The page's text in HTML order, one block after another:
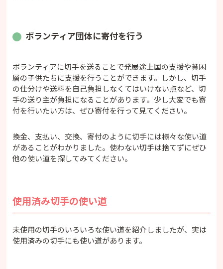
ボランティア団体に寄付を行う
ボランティアに切手を送ることで発展途上国の支援や貧困
層の子供たちに支援を行うことができます。しかし、切手
の仕分けや送料を自己負担しなくてはいけない点など、切
手の送り主が負担になることがあります。少し大変でも寄
付を行いたい方は、ぜひ寄付を行って見てください。
換金、支払い、交換、寄付のように切手には様々な使い道
があることがわかりました。使わない切手は捨てずにぜひ
他の使い道を探してみてください。
使用済み切手の使い道
未使用の切手のいろいろな使い道を紹介しましたが、実は
使用済みの切手にも使い道があります。